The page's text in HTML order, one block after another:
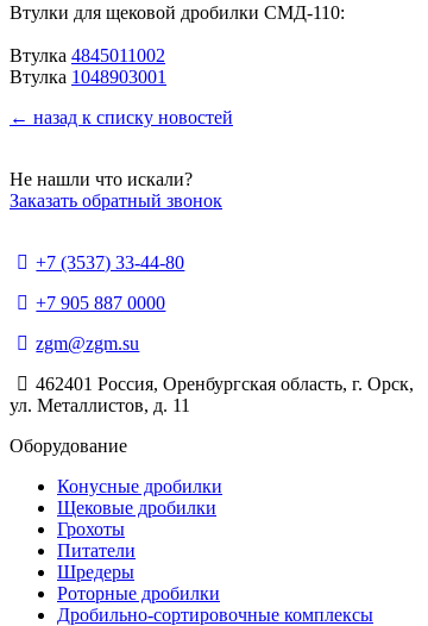
Втулки для щековой дробилки СМД-110:
Втулка 4845011002
Втулка 1048903001
← назад к списку новостей
Не нашли что искали?
Заказать обратный звонок
+7 (3537) 33-44-80
+7 905 887 0000
zgm@zgm.su
462401 Россия, Оренбургская область, г. Орск,
ул. Металлистов, д. 11
Оборудование
Конусные дробилки
Щековые дробилки
Грохоты
Питатели
Шредеры
Роторные дробилки
Дробильно-сортировочные комплексы